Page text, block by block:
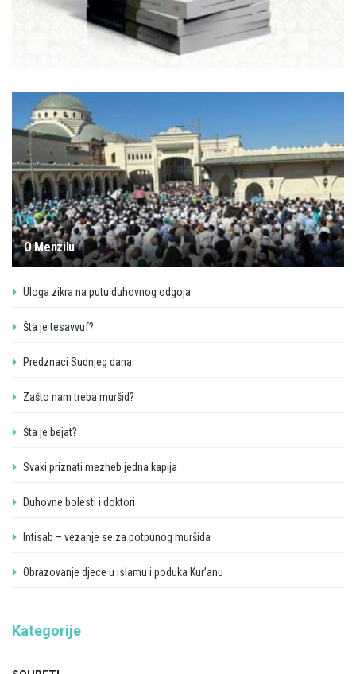
O Menzilu
Uloga zikra na putu duhovnog odgoja
Šta je tesavvuf?
Predznaci Sudnjeg dana
Zašto nam treba muršid?
Šta je bejat?
Svaki priznati mezheb jedna kapija
Duhovne bolesti i doktori
Intisab – vezanje se za potpunog muršida
Obrazovanje djece u islamu i poduka Kur’anu
Kategorije